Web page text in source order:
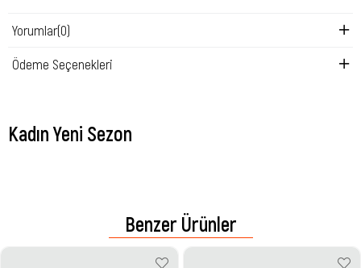
Yorumlar(0)
Ödeme Seçenekleri
Kadın Yeni Sezon
Benzer Ürünler